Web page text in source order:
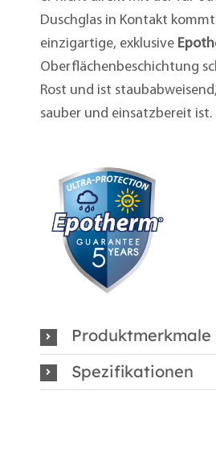
Duschglas in Kontakt
einzigartige, exklusive
Oberflächenbeschichtung
Rost und ist
sauber und einsatzbereit ist.
Produktmerkmale
Spezifikationen